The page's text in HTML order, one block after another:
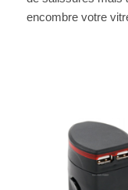
encombre votre